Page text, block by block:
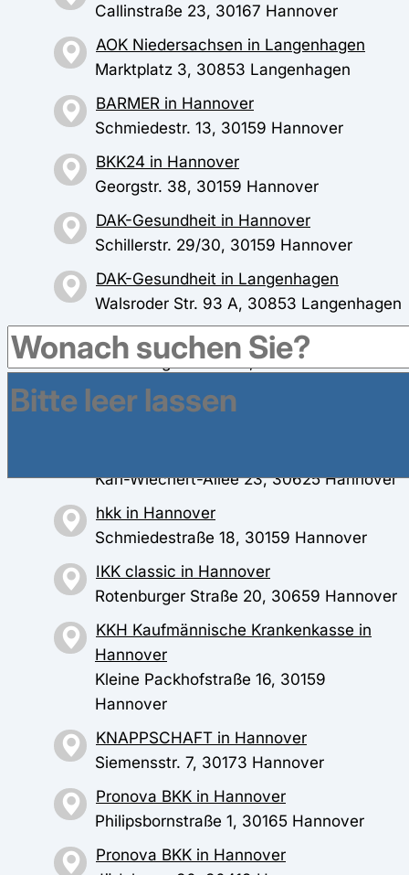
Callinstraße 23, 30167 Hannover
AOK Niedersachsen in Langenhagen
Marktplatz 3, 30853 Langenhagen
BARMER in Hannover
Schmiedestr. 13, 30159 Hannover
BKK24 in Hannover
Georgstr. 38, 30159 Hannover
DAK-Gesundheit in Hannover
Schillerstr. 29/30, 30159 Hannover
DAK-Gesundheit in Langenhagen
Walsroder Str. 93 A, 30853 Langenhagen
energie-BKK in Hannover
Oldenburger Allee 24, 30659 Hannover
BKK Public in Hannover
Karl-Wiechert-Allee 23, 30625 Hannover
hkk in Hannover
Schmiedestraße 18, 30159 Hannover
IKK classic in Hannover
Rotenburger Straße 20, 30659 Hannover
KKH Kaufmännische Krankenkasse in
Hannover
Kleine Packhofstraße 16, 30159
Hannover
KNAPPSCHAFT in Hannover
Siemensstr. 7, 30173 Hannover
Pronova BKK in Hannover
Philipsbornstraße 1, 30165 Hannover
Pronova BKK in Hannover